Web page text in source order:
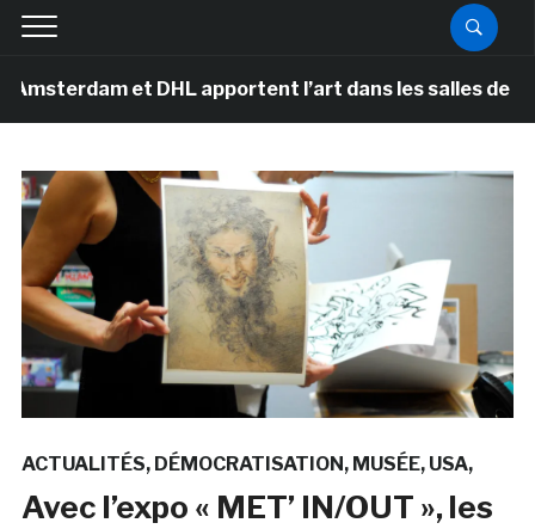
et DHL apportent l’art dans les salles de classe
ACTUALITÉS DÉMOCRATISATION MUSÉE USA
Avec l’expo « MET’ IN/OUT », les